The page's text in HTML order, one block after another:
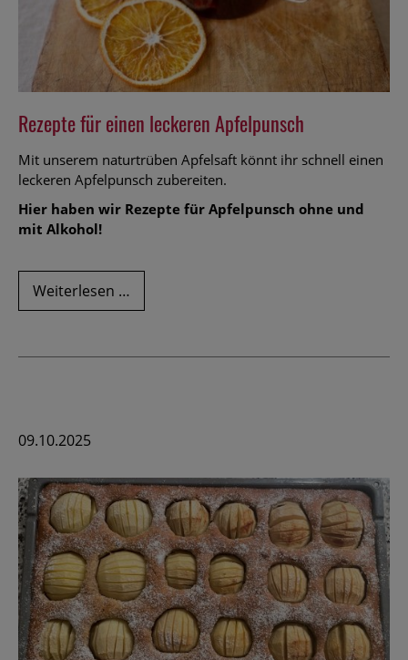
Rezepte für einen leckeren Apfelpunsch
Mit unserem naturtrüben Apfelsaft könnt ihr schnell einen
leckeren Apfelpunsch zubereiten.
Hier haben wir Rezepte für Apfelpunsch ohne und
mit Alkohol!
Weiterlesen …
für
09.10.2025